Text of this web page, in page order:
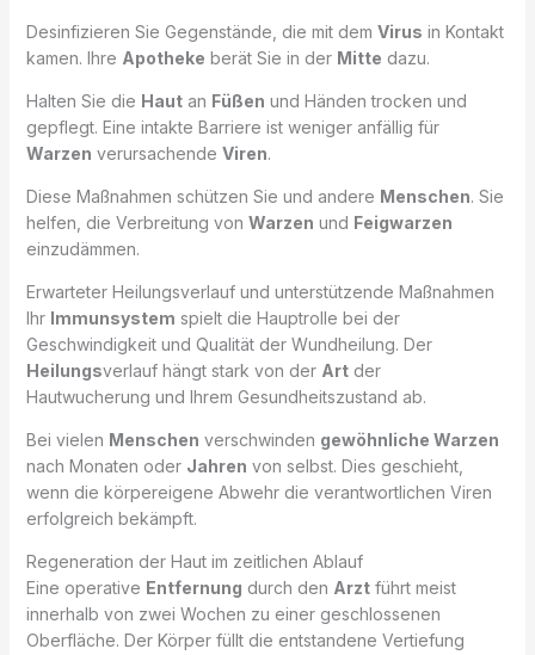
Desinfizieren Sie Gegenstände, die mit dem Virus in Kontakt
kamen. Ihre Apotheke berät Sie in der Mitte dazu.
Halten Sie die Hautan Füßen und Händen trocken und
gepflegt. Eine intakte Barriere ist weniger anfällig für
Warzen verursachende Viren.
Diese Maßnahmen schützen Sie und andere Menschen. Sie
helfen, die Verbreitung von Warzen und Feigwarzen
einzudämmen.
Erwarteter Heilungsverlauf und unterstützende Maßnahmen
Ihr Immunsystem spielt die Hauptrolle bei der
Geschwindigkeit und Qualität der Wundheilung. Der
Heilungsverlauf hängt stark von der Artder
Hautwucherung und Ihrem Gesundheitszustand ab.
Bei vielen Menschen verschwinden gewöhnliche Warzen
nach Monaten oder Jahren von selbst. Dies geschieht,
wenn die körpereigene Abwehr die verantwortlichen Viren
erfolgreich bekämpft.
Regeneration der Haut im zeitlichen Ablauf
Eine operative Entfernung durch den Arztführt meist
innerhalb von zwei Wochen zu einer geschlossenen
Oberfläche. Der Körper füllt die entstandene Vertiefung